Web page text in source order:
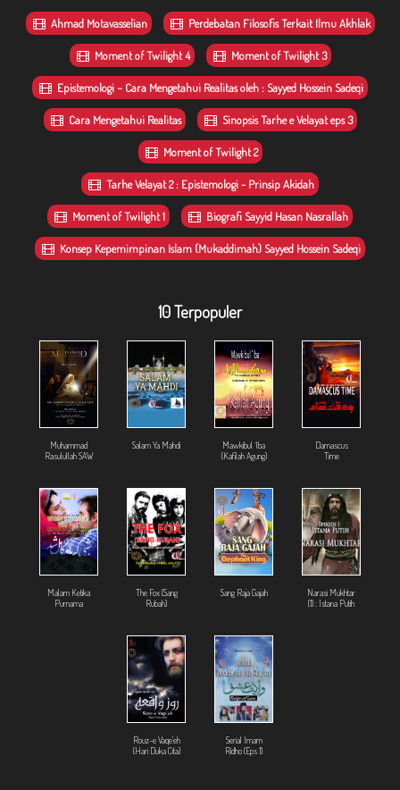
Ahmad Motavasselian Perdebatan Filosofis Terkait Ilmu Akhlak
Moment of Twilight 4 Moment of Twilight 3
Epistemologi – Cara Mengetahui Realitas oleh : Sayyed Hossein Sadeqi
Cara Mengetahui Realitas Sinopsis Tarhe e Velayat eps 3
Moment of Twilight 2
Tarhe Velayat 2 : Epistemologi - Prinsip Akidah
Moment of Twilight 1 Biografi Sayyid Hasan Nasrallah
Konsep Kepemimpinan Islam (Mukaddimah) Sayyed Hossein Sadeqi
10 Terpopuler
Muhammad
Rasulullah SAW
Salam Ya Mahdi
Mawkibul `Iba
(Kafilah Agung)
Damascus
Time
Malam Ketika
Purnama
The Fox (Sang
Rubah)
Sang Raja Gajah
Narasi Mukhtar
(1) : Istana Putih
Rouz-e Vaqe'eh
(Hari Duka Cita)
Serial Imam
Ridho (Eps 1)